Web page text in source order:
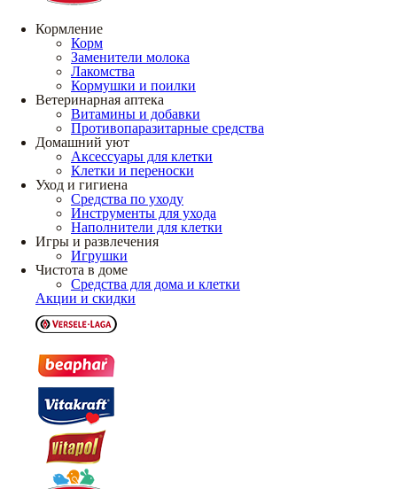
Кормление
Корм
Заменители молока
Лакомства
Кормушки и поилки
Ветеринарная аптека
Витамины и добавки
Противопаразитарные средства
Домашний уют
Аксессуары для клетки
Клетки и переноски
Уход и гигиена
Средства по уходу
Инструменты для ухода
Наполнители для клетки
Игры и развлечения
Игрушки
Чистота в доме
Средства для дома и клетки
Акции и скидки